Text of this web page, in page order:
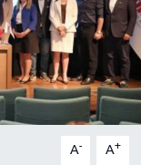
A- A+